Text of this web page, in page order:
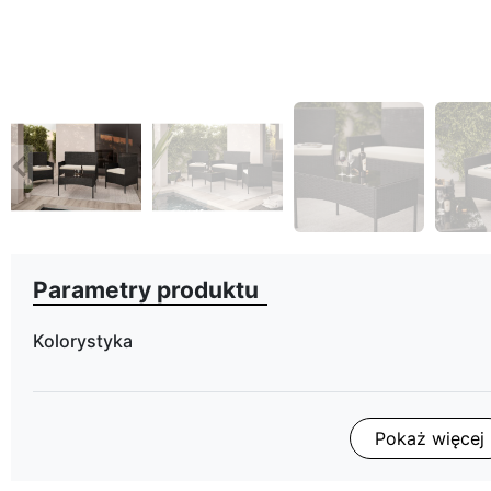
Poprzedni
Parametry produktu
Kolorystyka
Pokaż więcej